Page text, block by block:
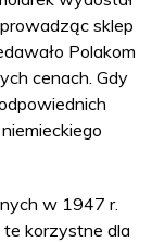
sklep
Polakom
cenach. Gdy
w 1947 r.
korzystne dla